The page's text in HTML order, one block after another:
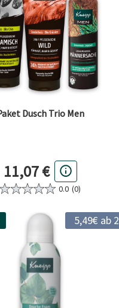
Dusch Trio Men
11,07 €
0.0 (0)
5,49€ ab 2